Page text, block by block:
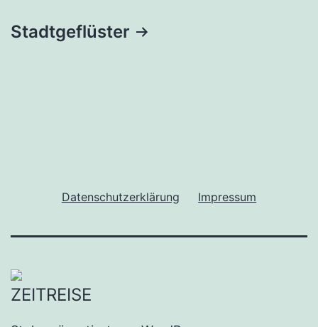
Stadtgeflüster
Datenschutzerklärung Impressum